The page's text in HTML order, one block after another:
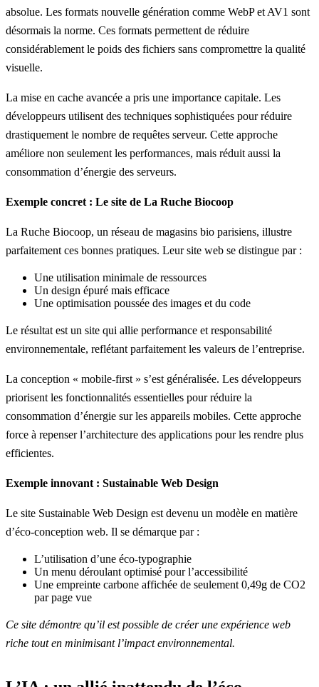
absolue. Les formats nouvelle génération comme WebP et AV1 sont
désormais la norme. Ces formats permettent de réduire
considérablement le poids des fichiers sans compromettre la qualité
visuelle.
La mise en cache avancée a pris une importance capitale. Les
développeurs utilisent des techniques sophistiquées pour réduire
drastiquement le nombre de requêtes serveur. Cette approche
améliore non seulement les performances, mais réduit aussi la
consommation d’énergie des serveurs.
Exemple concret : Le site de La Ruche Biocoop
La Ruche Biocoop, un réseau de magasins bio parisiens, illustre
parfaitement ces bonnes pratiques. Leur site web se distingue par :
Une utilisation minimale de ressources
Un design épuré mais efficace
Une optimisation poussée des images et du code
Le résultat est un site qui allie performance et responsabilité
environnementale, reflétant parfaitement les valeurs de l’entreprise.
La conception « mobile-first » s’est généralisée. Les développeurs
priorisent les fonctionnalités essentielles pour réduire la
consommation d’énergie sur les appareils mobiles. Cette approche
force à repenser l’architecture des applications pour les rendre plus
efficientes.
Exemple innovant : Sustainable Web Design
Le site Sustainable Web Design est devenu un modèle en matière
d’éco-conception web. Il se démarque par :
L’utilisation d’une éco-typographie
Un menu déroulant optimisé pour l’accessibilité
Une empreinte carbone affichée de seulement 0,49g de CO2
par page vue
Ce site démontre qu’il est possible de créer une expérience web
riche tout en minimisant l’impact environnemental.